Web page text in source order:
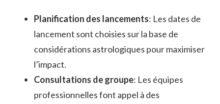
Planification des lancements: Les dates de
lancement sont choisies sur la base de
considérations astrologiques pour maximiser
l’impact.
Consultations de groupe: Les équipes
professionnelles font appel à des